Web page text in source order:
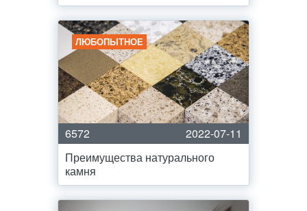
ЛЮБОПЫТНОЕ
6572
2022-07-11
Преимущества натурального
камня